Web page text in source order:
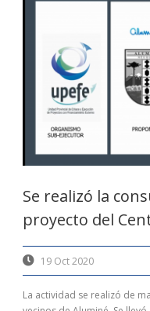
Se realizó la
proyecto del
19 Oct 2020
La actividad se realizó de